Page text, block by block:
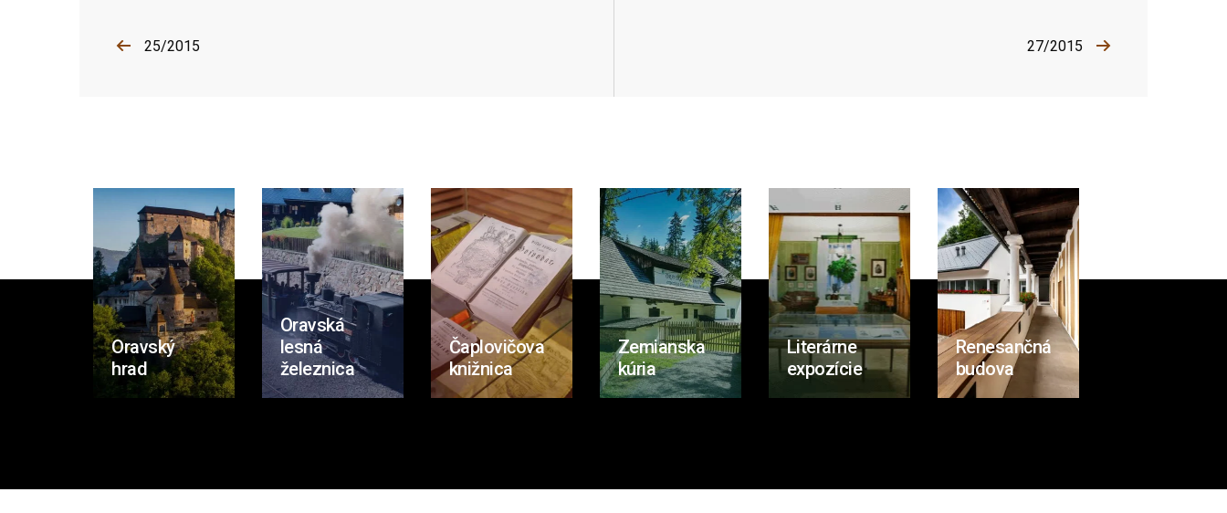
25/2015 27/2015
Oravský
hrad
Oravská
lesná
železnica
Čaplovičova
knižnica
Zemianska
kúria
Literárne
expozície
Renesančná
budova